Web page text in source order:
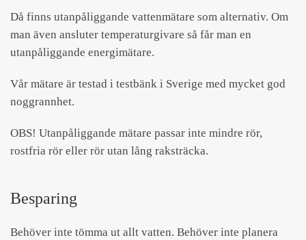
Då finns utanpåliggande vattenmätare som alternativ. Om
man även ansluter temperaturgivare så får man en
utanpåliggande energimätare.
Vår mätare är testad i testbänk i Sverige med mycket god
noggrannhet.
OBS! Utanpåliggande mätare passar inte mindre rör,
rostfria rör eller rör utan lång raksträcka.
Besparing
Behöver inte tömma ut allt vatten. Behöver inte planera